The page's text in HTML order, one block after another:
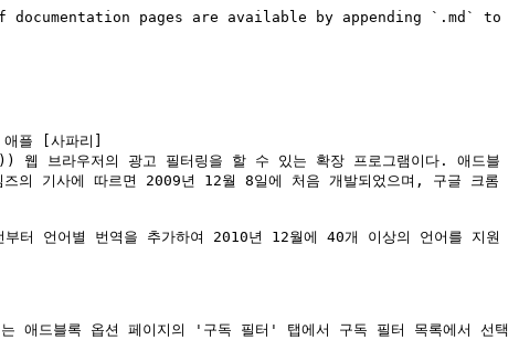
pages are available by appending `.md` to
플 [사파리]
웹 브라우저의 광고 필터링을 할 수 있는 확장 프로그램이다. 애드블
의 기사에 따르면 2009년 12월 8일에 처음 개발되었으며, 구글 크롬
터 언어별 번역을 추가하여 2010년 12월에 40개 이상의 언어를 지원
애드블록 옵션 페이지의 '구독 필터' 탭에서 구독 필터 목록에서 선택